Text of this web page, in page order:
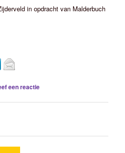
in opdracht van Malderbuch
een reactie